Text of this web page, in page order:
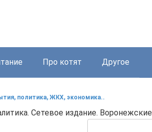
Про котят Другое
политика, ЖКХ, экономика..
Сетевое издание. Воронежские